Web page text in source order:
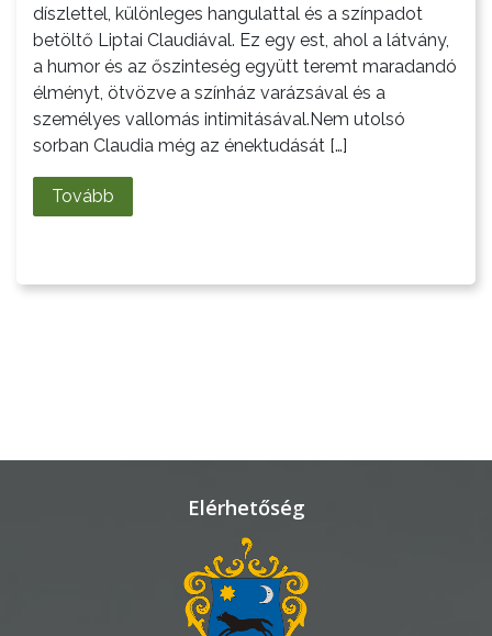
VÁROSUNKRÓL
LAKOSSÁGI
INFORMÁCIÓK
KVÍZ
díszlettel, különleges hangulattal és a színpadot
betöltő Liptai Claudiával. Ez egy est, ahol a látvány,
a humor és az őszinteség együtt teremt maradandó
élményt, ötvözve a színház varázsával és a
személyes vallomás intimitásával.Nem utolsó
sorban Claudia még az énektudását […]
Tovább
Elérhetőség